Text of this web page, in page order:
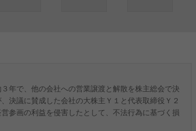
年で、他の会社への営業譲渡と解散を株主総会で決
決議に賛成した会社の大株主Ｙ１と代表取締役Ｙ２
参画の利益を侵害したとして、不法行為に基づく損